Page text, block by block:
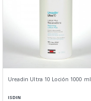
Ureadin Ultra 10 Loción 1000 ml
ISDIN